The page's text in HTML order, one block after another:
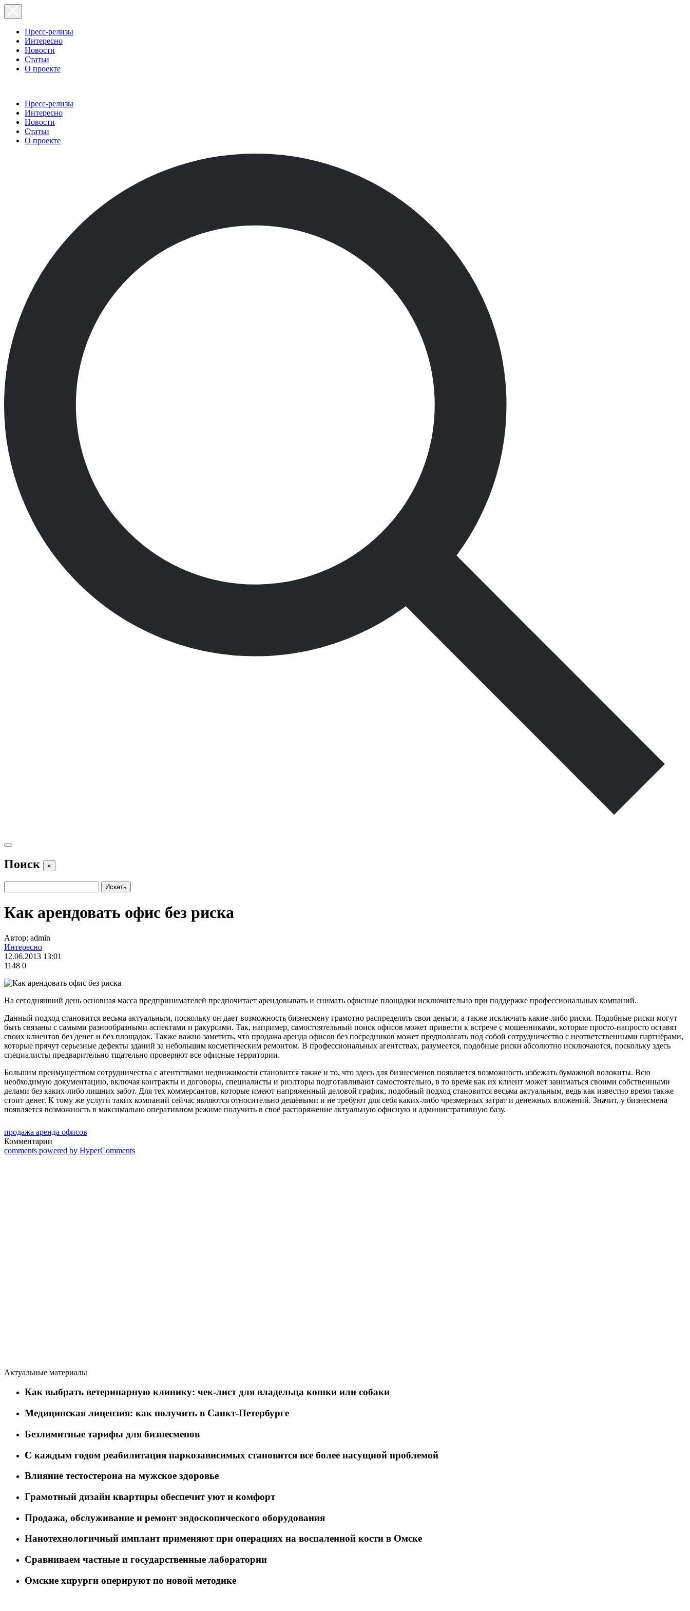
Пресс-релизы
Интересно
Новости
Статьи
О проекте
Пресс-релизы
Интересно
Новости
Статьи
О проекте
Поиск ×
Как арендовать офис без риска
Автор: admin
Интересно
12.06.2013 13:01
1148 0
На сегодняшний день основная масса предпринимателей предпочитает арендовывать и снимать офисные площадки исключительно при поддержке профессиональных компаний.
Данный подход становится весьма актуальным, поскольку он дает возможность бизнесмену грамотно распределять свои деньги, а также исключать какие-либо риски. Подобные риски могут
быть связаны с самыми разнообразными аспектами и ракурсами. Так, например, самостоятельный поиск офисов может привести к встрече с мошенниками, которые просто-напросто оставят
своих клиентов без денег и без площадок. Также важно заметить, что продажа аренда офисов без посредников может предполагать под собой сотрудничество с неответственными партнёрами,
которые прячут серьезные дефекты зданий за небольшим косметическим ремонтом. В профессиональных агентствах, разумеется, подобные риски абсолютно исключаются, поскольку здесь
специалисты предварительно тщательно проверяют все офисные территории.
Большим преимуществом сотрудничества с агентствами недвижимости становится также и то, что здесь для бизнесменов появляется возможность избежать бумажной волокиты. Всю
необходимую документацию, включая контракты и договоры, специалисты и риэлторы подготавливают самостоятельно, в то время как их клиент может заниматься своими собственными
делами без каких-либо лишних забот. Для тех коммерсантов, которые имеют напряженный деловой график, подобный подход становится весьма актуальным, ведь как известно время также
стоит денег. К тому же услуги таких компаний сейчас являются относительно дешёвыми и не требуют для себя каких-либо чрезмерных затрат и денежных вложений. Значит, у бизнесмена
появляется возможность в максимально оперативном режиме получить в своё распоряжение актуальную офисную и административную базу.
продажа аренда офисов
Комментарии
comments powered by HyperComments
Актуальные материалы
Как выбрать ветеринарную клинику: чек-лист для владельца кошки или собаки
Медицинская лицензия: как получить в Санкт-Петербурге
Безлимитные тарифы для бизнесменов
C каждым годом реабилитация наркозависимых становится все более насущной проблемой
Влияние тестостерона на мужское здоровье
Грамотный дизайн квартиры обеспечит уют и комфорт
Продажа, обслуживание и ремонт эндоскопического оборудования
Нанотехнологичный имплант применяют при операциях на воспаленной кости в Омске
Сравниваем частные и государственные лаборатории
Омские хирурги оперируют по новой методике